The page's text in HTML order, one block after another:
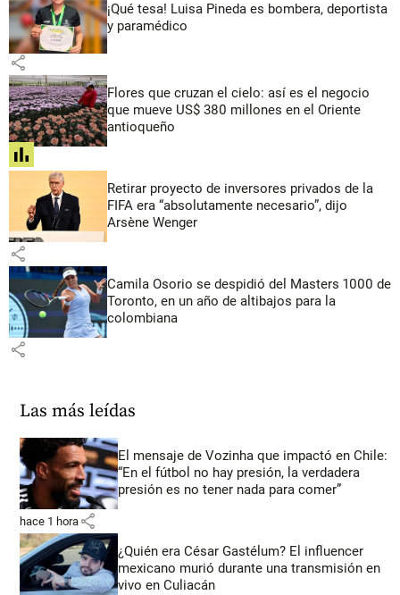
¡Qué tesa! Luisa Pineda es bombera, deportista
y paramédico
share
Flores que cruzan el cielo: así es el negocio
que mueve US$ 380 millones en el Oriente
antioqueño
share
Retirar proyecto de inversores privados de la
FIFA era “absolutamente necesario”, dijo
Arsène Wenger
share
Camila Osorio se despidió del Masters 1000 de
Toronto, en un año de altibajos para la
colombiana
share
Las más leídas
El mensaje de Vozinha que impactó en Chile:
“En el fútbol no hay presión, la verdadera
presión es no tener nada para comer”
hace 1 hora share
¿Quién era César Gastélum? El influencer
mexicano murió durante una transmisión en
vivo en Culiacán